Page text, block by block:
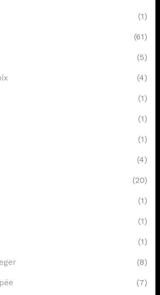
(1)
(61)
(5)
(4)
(1)
(1)
(1)
(4)
(20)
(1)
(1)
(1)
(8)
(7)